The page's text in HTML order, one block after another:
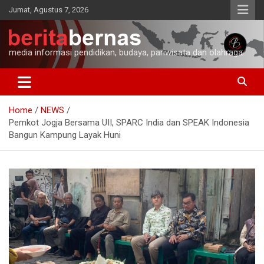
Skip
to
content
Jumat, Agustus 7, 2026
media informasi pendidikan, budaya, pariwisata dan olahraga
Home
NEWS
Pemkot Jogja Bersama UII, SPARC India dan SPEAK Indonesia
Bangun Kampung Layak Huni